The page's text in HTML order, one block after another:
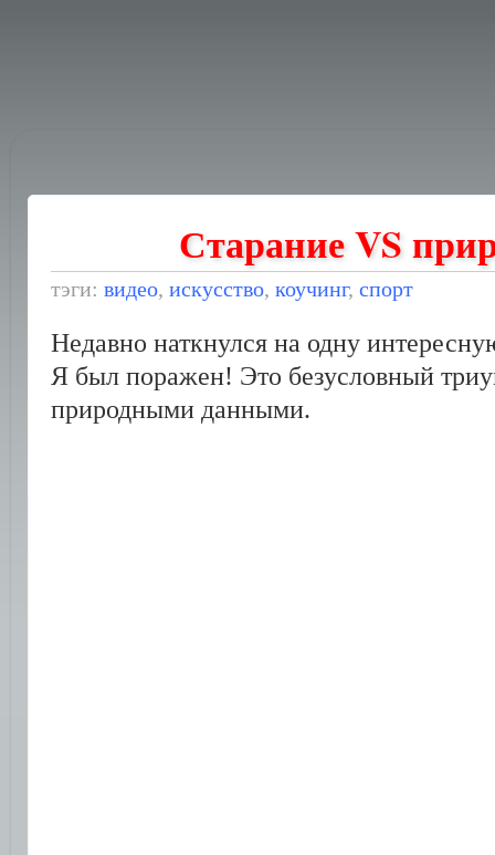
Старание VS
тэги: видео, искусство, коучинг, спорт
Недавно наткнулся на одну
Я был поражен! Это безусловный
природными данными.